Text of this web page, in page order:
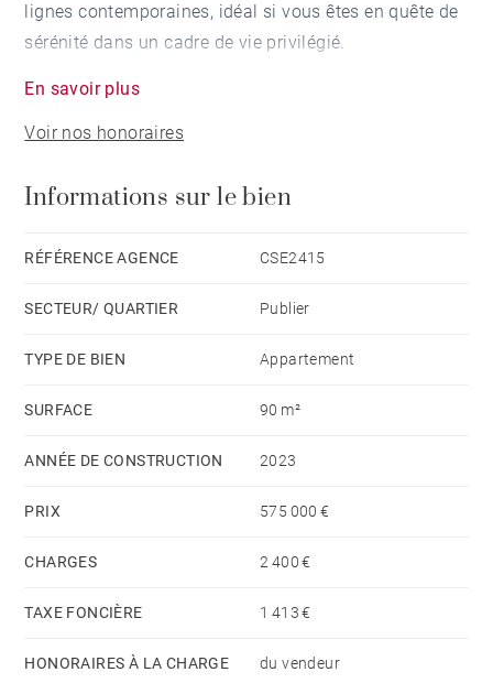
lignes contemporaines, idéal si vous êtes en quête de
sérénité dans un cadre de vie privilégié.
Dès l'entrée, les volumes et la lumière naturelle vous
envoutent immédiatement.
à profiter de la vue dégagée sur le lac.
L'espace nuit est réparti en deux espaces distincts afin
D'un côté, une suite parentale avec sa salle d'eau
privative, de l'autre, deux chambres accompagnées
En savoir plus
Voir nos honoraires
Informations sur le bien
RÉFÉRENCE AGENCE CSE2415
SECTEUR/ QUARTIER Publier
TYPE DE BIEN Appartement
SURFACE 90 m²
ANNÉE DE CONSTRUCTION 2023
PRIX 575 000 €
CHARGES 2 400 €
TAXE FONCIÈRE 1 413 €
HONORAIRES À LA CHARGE du vendeur